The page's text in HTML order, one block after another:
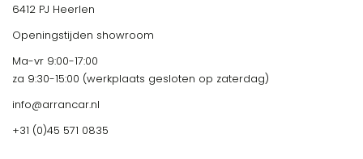
6412 PJ Heerlen
Openingstijden showroom
Ma-vr 9:00-17:00
za 9:30-15:00 (werkplaats gesloten op zaterdag)
info@arrancar.nl
+31 (0)45 571 0835